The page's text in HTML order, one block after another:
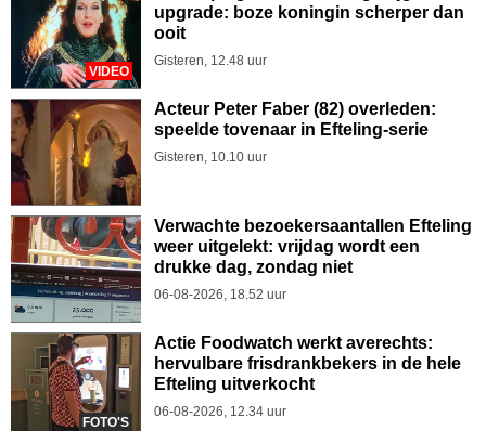
VIDEO
upgrade: boze koningin scherper dan
ooit
Gisteren, 12.48 uur
Acteur Peter Faber (82) overleden:
speelde tovenaar in Efteling-serie
Gisteren, 10.10 uur
Verwachte bezoekersaantallen Efteling
weer uitgelekt: vrijdag wordt een
drukke dag, zondag niet
06-08-2026, 18.52 uur
FOTO'S
Actie Foodwatch werkt averechts:
hervulbare frisdrankbekers in de hele
Efteling uitverkocht
06-08-2026, 12.34 uur